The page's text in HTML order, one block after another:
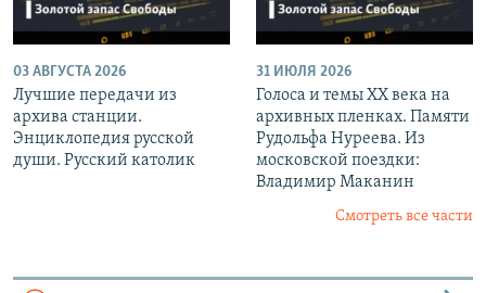
03 АВГУСТА 2026
Лучшие передачи из
архива станции.
Энциклопедия русской
души. Русский католик
31 ИЮЛЯ 2026
Голоса и темы XX века на
архивных пленках. Памяти
Рудольфа Нуреева. Из
московской поездки:
Владимир Маканин
Смотреть все части